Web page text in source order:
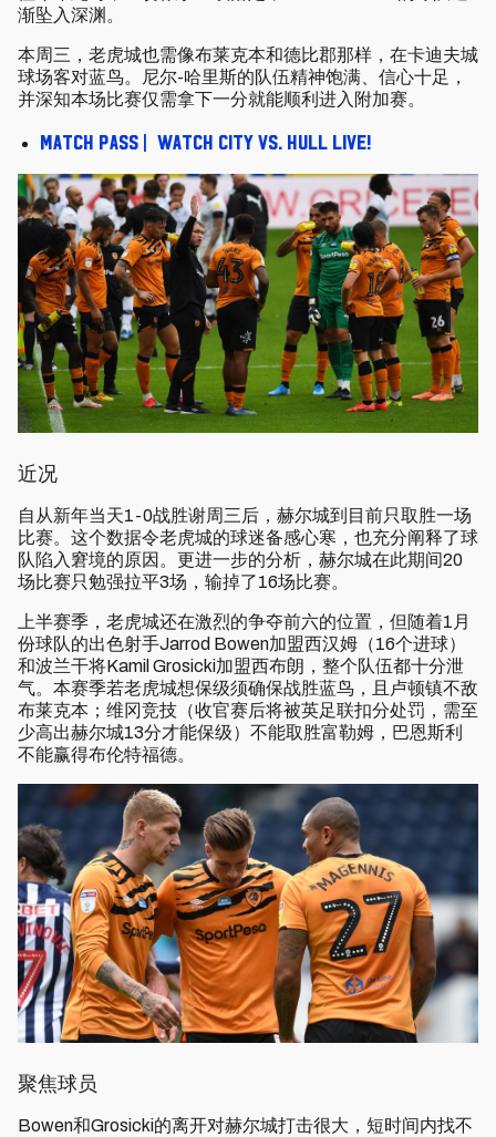
渐坠入深渊。
本周三，老虎城也需像布莱克本和德比郡那样，在卡迪夫城
球场客对蓝鸟。尼尔-哈里斯的队伍精神饱满、信心十足，
并深知本场比赛仅需拿下一分就能顺利进入附加赛。
Match Pass | Watch City vs. Hull live!
近况
自从新年当天1-0战胜谢周三后，赫尔城到目前只取胜一场
比赛。这个数据令老虎城的球迷备感心寒，也充分阐释了球
队陷入窘境的原因。更进一步的分析，赫尔城在此期间20
场比赛只勉强拉平3场，输掉了16场比赛。
上半赛季，老虎城还在激烈的争夺前六的位置，但随着1月
份球队的出色射手Jarrod Bowen加盟西汉姆（16个进球）
和波兰干将Kamil Grosicki加盟西布朗，整个队伍都十分泄
气。本赛季若老虎城想保级须确保战胜蓝鸟，且卢顿镇不敌
布莱克本；维冈竞技（收官赛后将被英足联扣分处罚，需至
少高出赫尔城13分才能保级）不能取胜富勒姆，巴恩斯利
不能赢得布伦特福德。
聚焦球员
Bowen和Grosicki的离开对赫尔城打击很大，短时间内找不